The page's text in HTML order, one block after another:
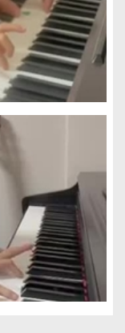
más fácil de usar